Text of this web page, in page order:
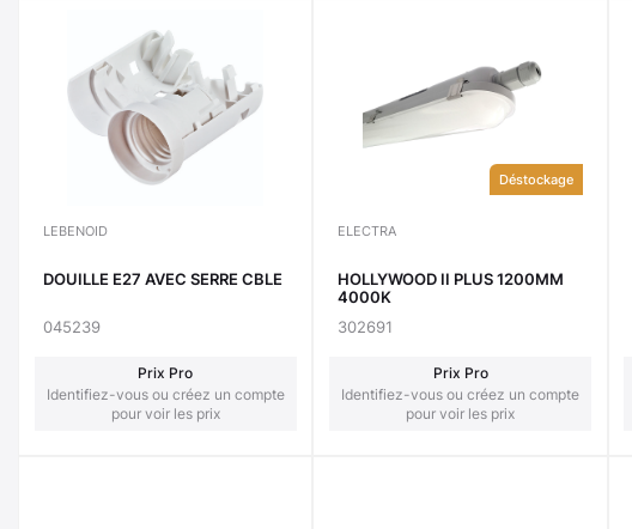
LEBENOID
DOUILLE E27 AVEC SERRE CBLE
045239
Prix Pro
Identifiez-vous ou créez un compte
pour voir les prix
Déstockage
ELECTRA
HOLLYWOOD II PLUS 1200MM
4000K
302691
Prix Pro
Identifiez-vous ou créez un compte
pour voir les prix